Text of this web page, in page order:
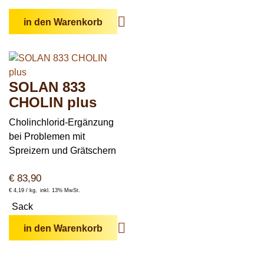
in den Warenkorb
SOLAN 833
CHOLIN plus
Cholinchlorid-Ergänzung
bei Problemen mit
Spreizern und Grätschern
€ 83,90
€ 4,19 / kg inkl. 13% MwSt.
Sack
in den Warenkorb